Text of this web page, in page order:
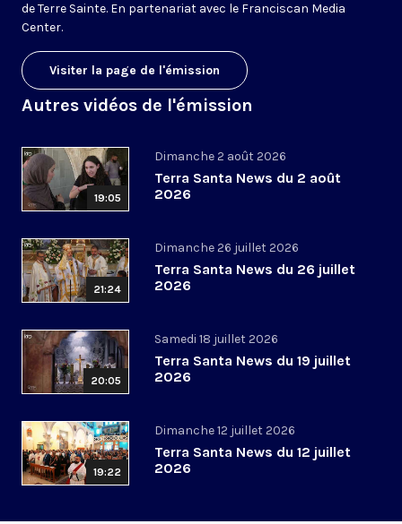
de Terre Sainte. En partenariat avec le Franciscan Media
Center.
Visiter la page de l'émission
Autres vidéos de l'émission
19:05
Dimanche 2 août 2026
Terra Santa News du 2 août
2026
21:24
Dimanche 26 juillet 2026
Terra Santa News du 26 juillet
2026
20:05
Samedi 18 juillet 2026
Terra Santa News du 19 juillet
2026
19:22
Dimanche 12 juillet 2026
Terra Santa News du 12 juillet
2026